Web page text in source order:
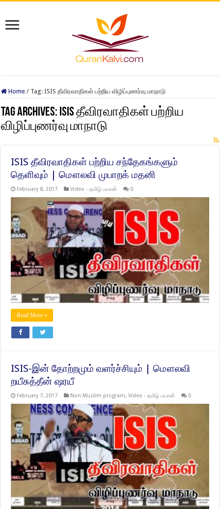
Home / Tag:ISIS தீவிரவாதிகள் பற்றிய விழிப்புணர்வு மாநாடு​
Tag Archives: ISIS தீவிரவாதிகள் பற்றிய
விழிப்புணர்வு மாநாடு​
ISIS தீவிரவாதிகள் பற்றிய சந்தேகங்களும்
தெளிவும் | மௌலவி முபாறக் மதனி
February 8, 2017 Video - தமிழ் பயான் 0
Read More »
ISIS-இன் தோற்றமும் வளர்ச்சியும் | மௌலவி
றயீசுத்தீன் ஷரயீ
February 7, 2017 Non Muslim program,Video - தமிழ் பயான் 0